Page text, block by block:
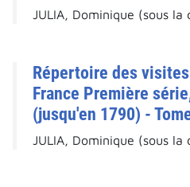
JULIA, Dominique (sous la
Répertoire des
France Première
(jusqu'en 1790) -
JULIA, Dominique (sous la